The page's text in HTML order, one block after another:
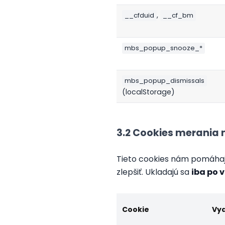
__cfduid , __cf_bm
mbs_popup_snooze_*
mbs_popup_dismissals
(localStorage)
3.2 Cookies
Tieto cookies nám
zlepšiť. Ukladajú sa iba po
Cookie